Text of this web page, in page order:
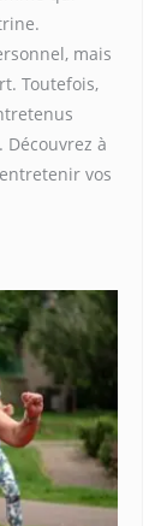
mais
Toutefois,
à
vos